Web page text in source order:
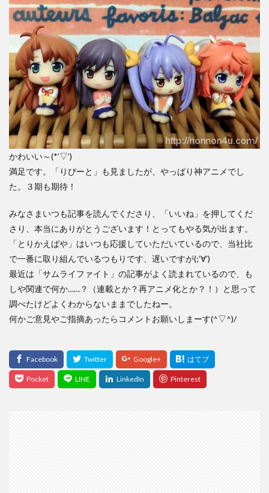
かわいい～(*’▽’)
満足です。「りぴーと」も見ましたが、やっぱり神アニメでし
た。３期も期待！
みなさまいつも記事を読んでくださり、「いいね」を押してくだ
さり、本当にありがとうございます！とってもやる気が出ます。
「とりかえばや」はいつも応援していただいているので、当社比
で一番に取り組んでいるつもりです、遅いですが(;’∀’)
最近は「サムライファイト」の記事がよく読まれているので、も
しや関連で何か……？（連載とか？再アニメ化とか？！）と思って
調べたけどよくわからないままでしたねー。
何かご意見やご指摘あったらコメントお願いしまーす(^▽^)/